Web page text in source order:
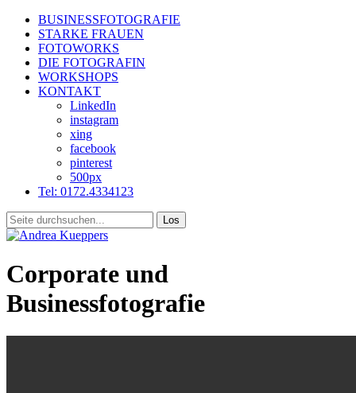
BUSINESSFOTOGRAFIE
STARKE FRAUEN
FOTOWORKS
DIE FOTOGRAFIN
WORKSHOPS
KONTAKT
LinkedIn
instagram
xing
facebook
pinterest
500px
Tel: 0172.4334123
Corporate und
Businessfotografie